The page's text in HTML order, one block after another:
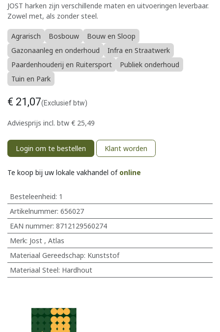
JOST harken zijn verschillende maten en uitvoeringen leverbaar.
Zowel met, als zonder steel.
Agrarisch Bosbouw
Bouw en Sloop
Gazonaanleg en onderhoud
Infra en Straatwerk
Paardenhouderij en Ruitersport
Publiek onderhoud
Tuin en Park
€ 21,07(Exclusief btw)
Adviesprijs incl. btw € 25,49
Login om te bestellen Klant worden
Te koop bij uw lokale vakhandel of online
Besteleenheid: 1
Artikelnummer: 656027
EAN nummer: 8712129560274
Merk: Jost, Atlas
Materiaal Gereedschap: Kunststof
Materiaal Steel: Hardhout